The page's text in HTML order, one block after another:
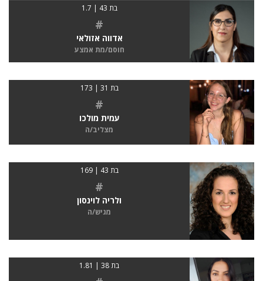
בת 43 | 1.7
#
אדווה אזולאי
חוסם/מת אמצע
בת 31 | 173
#
עמית מולכו
מצליב/ה
בת 43 | 169
#
ולריה לוינסון
מגיש/ה
בת 38 | 1.81